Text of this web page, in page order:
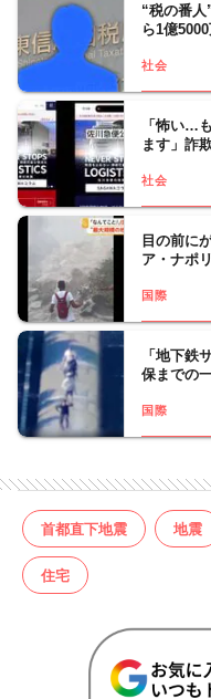
“税の番
ら1億
社会
「怖い…
ます」
社会
目の前に
ア・ナポ
国際
「地下鉄
保までの
国際
首都直下地震 地震
住宅